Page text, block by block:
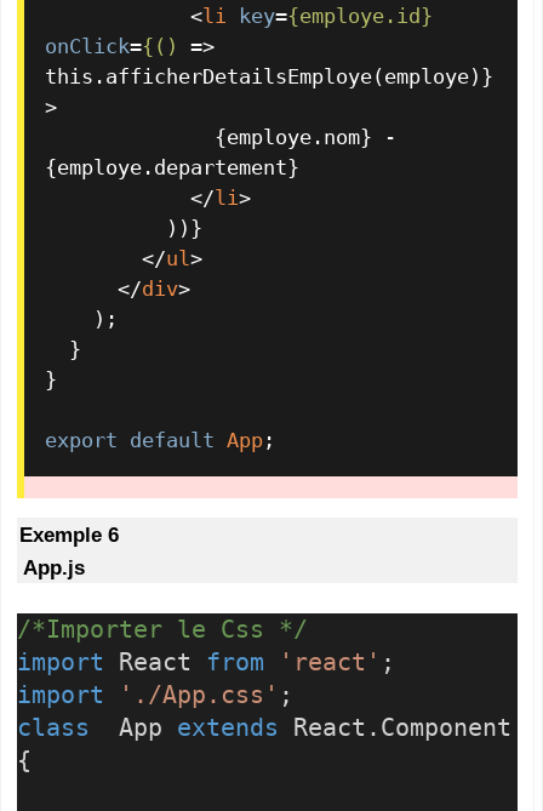
<li key={employe.id}
onClick={()
=>
this.afficherDetailsEmploye(employe)}
>
{employe.departement}
</li>
</ul>
</div>
}
export default App ;
Exemple 6
App.js
/*Importer le Css */
import React from 'react' ;
import
'./App.css' ;
class App extends React.Component
{